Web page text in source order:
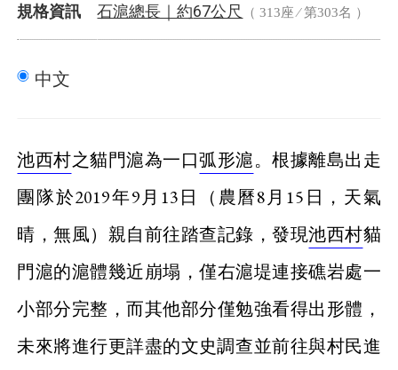
規格資訊 石滬總長｜約67公尺 （ 313座 ⁄ 第303名 ）
中文
池西村之貓門滬為一口弧形滬。根據離島出走
團隊於2019年9月13日（農曆8月15日，天氣
晴，無風）親自前往踏查記錄，發現池西村貓
門滬的滬體幾近崩塌，僅右滬堤連接礁岩處一
小部分完整，而其他部分僅勉強看得出形體，
未來將進行更詳盡的文史調查並前往與村民進